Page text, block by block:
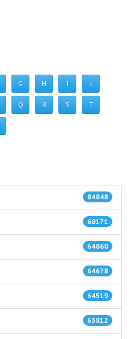
G H I J
Q R S T
84848
68171
64860
64678
64519
63812